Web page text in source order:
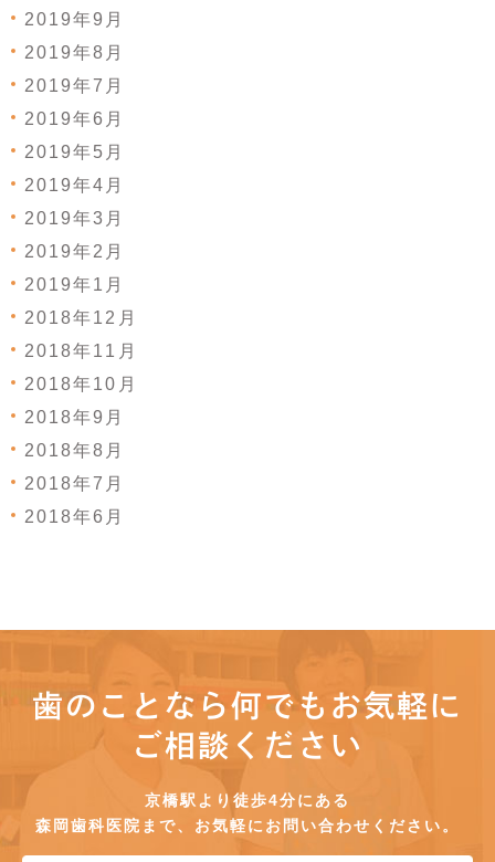
2019年9月
2019年8月
2019年7月
2019年6月
2019年5月
2019年4月
2019年3月
2019年2月
2019年1月
2018年12月
2018年11月
2018年10月
2018年9月
2018年8月
2018年7月
2018年6月
歯のことなら何でもお気軽に
ご相談ください
京橋駅より徒歩4分にある
森岡歯科医院まで、お気軽にお問い合わせください。